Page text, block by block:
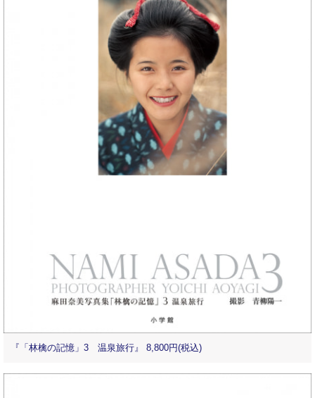
『「林檎の記憶」3 温泉旅行』 8,800円(税込)